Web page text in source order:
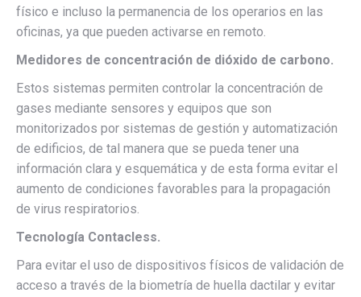
físico e incluso la permanencia de los operarios en las
oficinas, ya que pueden activarse en remoto.
Medidores de concentración de dióxido de carbono.
Estos sistemas permiten controlar la concentración de
gases mediante sensores y equipos que son
monitorizados por sistemas de gestión y automatización
de edificios, de tal manera que se pueda tener una
información clara y esquemática y de esta forma evitar el
aumento de condiciones favorables para la propagación
de virus respiratorios.
Tecnología Contacless.
Para evitar el uso de dispositivos físicos de validación de
acceso a través de la biometría de huella dactilar y evitar